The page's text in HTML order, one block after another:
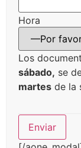
Hora
Los
sábado, se
martes de la